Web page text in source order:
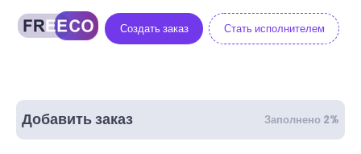
Создать заказ Стать исполнителем
Добавить заказ Заполнено 2%